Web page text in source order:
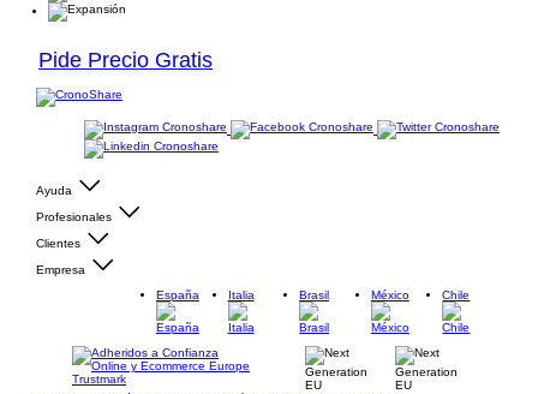
Pide Precio Gratis
Ayuda
Profesionales
Clientes
Empresa
España
Italia Brasil México Chile